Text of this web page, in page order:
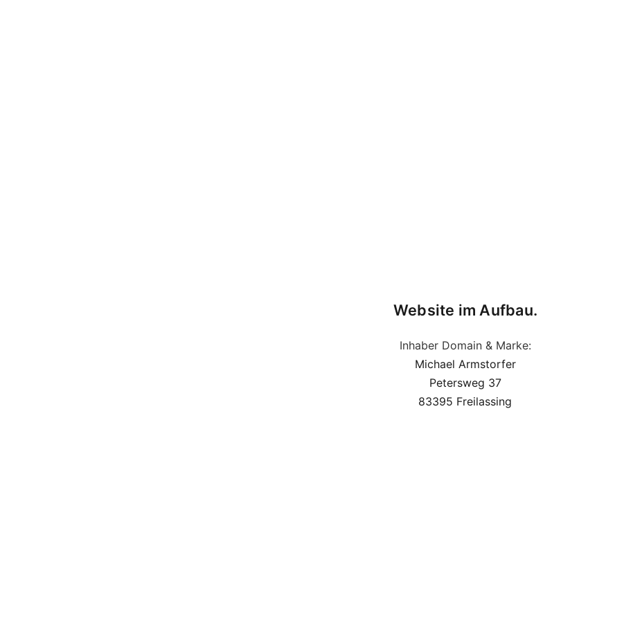
Website im Aufbau.
Inhaber Domain & Marke:
Michael Armstorfer
Petersweg 37
83395 Freilassing